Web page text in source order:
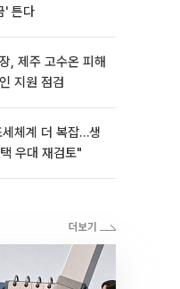
' 튼다
, 제주 고수온 피해
지원 점검
체계 더 복잡…생
우대 재검토"